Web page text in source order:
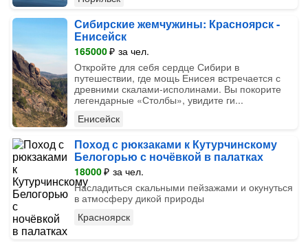
Сибирские жемчужины: Красноярск -
Енисейск
165000₽ за чел.
Откройте для себя сердце Сибири в
путешествии, где мощь Енисея встречается с
древними скалами-исполинами. Вы покорите
легендарные «Столбы», увидите ги...
Енисейск
Поход с рюкзаками к Кутурчинскому
Белогорью с ночёвкой в палатках
18000₽ за чел.
Насладиться скальными пейзажами и окунуться
в атмосферу дикой природы
Красноярск